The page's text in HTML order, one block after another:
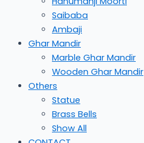
Saibaba
Ambaji
Ghar Mandir
Marble Ghar Mandir
Wooden Ghar Mandir
Others
Statue
Brass Bells
Show All